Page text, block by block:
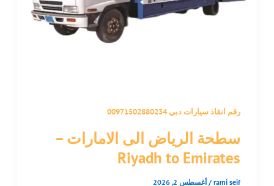
رقم انقاذ سيارات دبي 00971502880234
سطحة الرياض الى الامارات –
Riyadh to Emirates
rami seif
/ أغسطس 2, 2026